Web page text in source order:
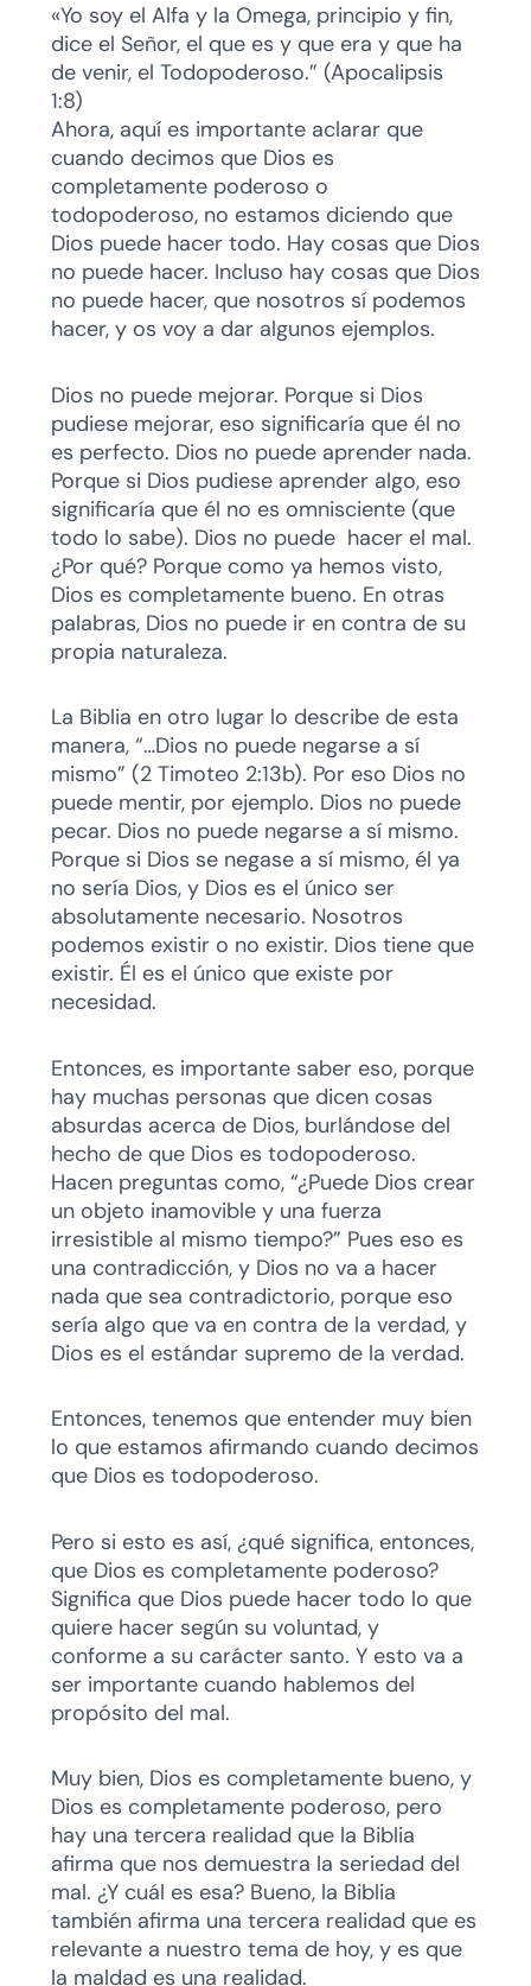
«Yo soy el Alfa y la Omega, principio y fin,
dice el Señor, el que es y que era y que ha
de venir, el Todopoderoso.” (Apocalipsis
1:8)
Ahora, aquí es importante aclarar que
cuando decimos que Dios es
completamente poderoso o
todopoderoso, no estamos diciendo que
Dios puede hacer todo. Hay cosas que Dios
no puede hacer. Incluso hay cosas que Dios
no puede hacer, que nosotros sí podemos
hacer, y os voy a dar algunos ejemplos.
Dios no puede mejorar. Porque si Dios
pudiese mejorar, eso significaría que él no
es perfecto. Dios no puede aprender nada.
Porque si Dios pudiese aprender algo, eso
significaría que él no es omnisciente (que
todo lo sabe). Dios no puede hacer el mal.
¿Por qué? Porque como ya hemos visto,
Dios es completamente bueno. En otras
palabras, Dios no puede ir en contra de su
propia naturaleza.
La Biblia en otro lugar lo describe de esta
manera, “…Dios no puede negarse a sí
mismo” (2 Timoteo 2:13b). Por eso Dios no
puede mentir, por ejemplo. Dios no puede
pecar. Dios no puede negarse a sí mismo.
Porque si Dios se negase a sí mismo, él ya
no sería Dios, y Dios es el único ser
absolutamente necesario. Nosotros
podemos existir o no existir. Dios tiene que
existir. Él es el único que existe por
necesidad.
Entonces, es importante saber eso, porque
hay muchas personas que dicen cosas
absurdas acerca de Dios, burlándose del
hecho de que Dios es todopoderoso.
Hacen preguntas como, “¿Puede Dios crear
un objeto inamovible y una fuerza
irresistible al mismo tiempo?” Pues eso es
una contradicción, y Dios no va a hacer
nada que sea contradictorio, porque eso
sería algo que va en contra de la verdad, y
Dios es el estándar supremo de la verdad.
Entonces, tenemos que entender muy bien
lo que estamos afirmando cuando decimos
que Dios es todopoderoso.
Pero si esto es así, ¿qué significa, entonces,
que Dios es completamente poderoso?
Significa que Dios puede hacer todo lo que
quiere hacer según su voluntad, y
conforme a su carácter santo. Y esto va a
ser importante cuando hablemos del
propósito del mal.
Muy bien, Dios es completamente bueno, y
Dios es completamente poderoso, pero
hay una tercera realidad que la Biblia
afirma que nos demuestra la seriedad del
mal. ¿Y cuál es esa? Bueno, la Biblia
también afirma una tercera realidad que es
relevante a nuestro tema de hoy, y es que
la maldad es una realidad.